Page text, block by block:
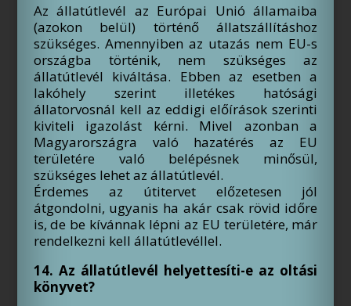
Az állatútlevél az Európai Unió államaiba
(azokon belül) történő állatszállításhoz
szükséges. Amennyiben az utazás nem EU-s
országba történik, nem szükséges az
állatútlevél kiváltása. Ebben az esetben a
lakóhely szerint illetékes hatósági
állatorvosnál kell az eddigi előírások szerinti
kiviteli igazolást kérni. Mivel azonban a
Magyarországra való hazatérés az EU
területére való belépésnek minősül,
szükséges lehet az állatútlevél.
Érdemes az útitervet előzetesen jól
átgondolni, ugyanis ha akár csak rövid időre
is, de be kívánnak lépni az EU területére, már
rendelkezni kell állatútlevéllel.
14. Az állatútlevél helyettesíti-e az oltási
könyvet?